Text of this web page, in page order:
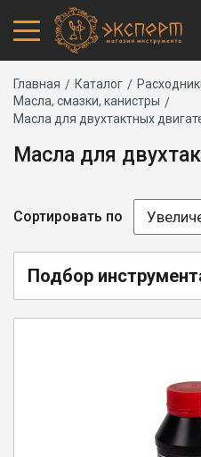
Каталог
Запчасти
Акции
Основная
Адреса
Обмен и возврат
Доставка курьером
Доставка
Сервисный
Заточка ножей
Строка
навигации
Главная Каталог
Масла, смазки, канистры
Масла для двухтактных
Масла для
Сортировать по
Подбор